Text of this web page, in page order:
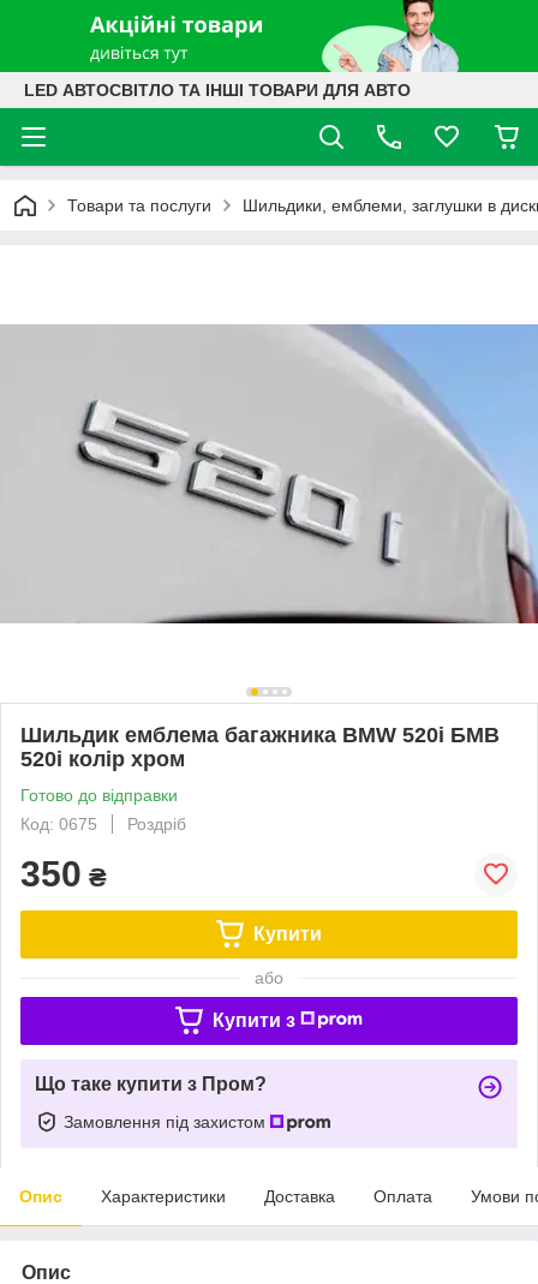
LED АВТОСВІТЛО ТА ІНШІ ТОВАРИ ДЛЯ АВТО
Товари та послуги Шильдики, емблеми, заглушки в
Шильдик емблема багажника BMW 520i БМВ
520і колір хром
Готово до відправки
Код: 0675
Роздріб
350 ₴
Купити
або
Купити з
Що таке купити з Пром?
Замовлення під захистом
Опис Характеристики Доставка Оплата Умови
Опис